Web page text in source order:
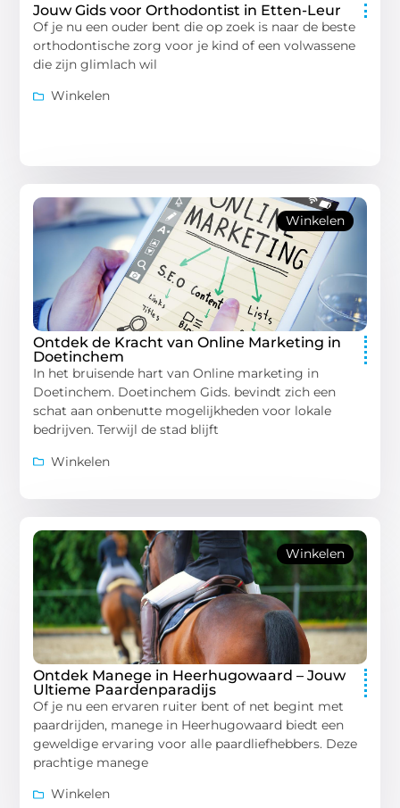
Jouw Gids voor Orthodontist in Etten-Leur
Of je nu een ouder bent die op zoek is naar de beste
orthodontische zorg voor je kind of een volwassene
die zijn glimlach wil
Winkelen
Winkelen
Ontdek de Kracht van Online Marketing in
Doetinchem
In het bruisende hart van Online marketing in
Doetinchem. Doetinchem Gids. bevindt zich een
schat aan onbenutte mogelijkheden voor lokale
bedrijven. Terwijl de stad blijft
Winkelen
Winkelen
Ontdek Manege in Heerhugowaard – Jouw
Ultieme Paardenparadijs
Of je nu een ervaren ruiter bent of net begint met
paardrijden, manege in Heerhugowaard biedt een
geweldige ervaring voor alle paardliefhebbers. Deze
prachtige manege
Winkelen